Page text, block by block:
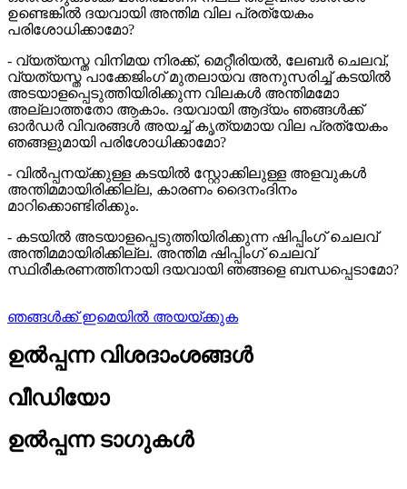
ഉണ്ടെങ്കിൽ ദയവായി അന്തിമ വില പ്രത്യേകം
പരിശോധിക്കാമോ?
- വ്യത്യസ്ത വിനിമയ നിരക്ക്, മെറ്റീരിയൽ, ലേബർ ചെലവ്,
വ്യത്യസ്ത പാക്കേജിംഗ് മുതലായവ അനുസരിച്ച് കടയിൽ
അടയാളപ്പെടുത്തിയിരിക്കുന്ന വിലകൾ അന്തിമമോ
അല്ലാത്തതോ ആകാം. ദയവായി ആദ്യം ഞങ്ങൾക്ക്
ഓർഡർ വിവരങ്ങൾ അയച്ച് കൃത്യമായ വില പ്രത്യേകം
ഞങ്ങളുമായി പരിശോധിക്കാമോ?
- വിൽപ്പനയ്ക്കുള്ള കടയിൽ സ്റ്റോക്കിലുള്ള അളവുകൾ
അന്തിമമായിരിക്കില്ല, കാരണം ദൈനംദിനം
മാറിക്കൊണ്ടിരിക്കും.
- കടയിൽ അടയാളപ്പെടുത്തിയിരിക്കുന്ന ഷിപ്പിംഗ് ചെലവ്
അന്തിമമായിരിക്കില്ല. അന്തിമ ഷിപ്പിംഗ് ചെലവ്
സ്ഥിരീകരണത്തിനായി ദയവായി ഞങ്ങളെ ബന്ധപ്പെടാമോ?
ഞങ്ങൾക്ക് ഇമെയിൽ അയയ്ക്കുക
ഉൽപ്പന്ന വിശദാംശങ്ങൾ
വീഡിയോ
ഉൽപ്പന്ന ടാഗുകൾ